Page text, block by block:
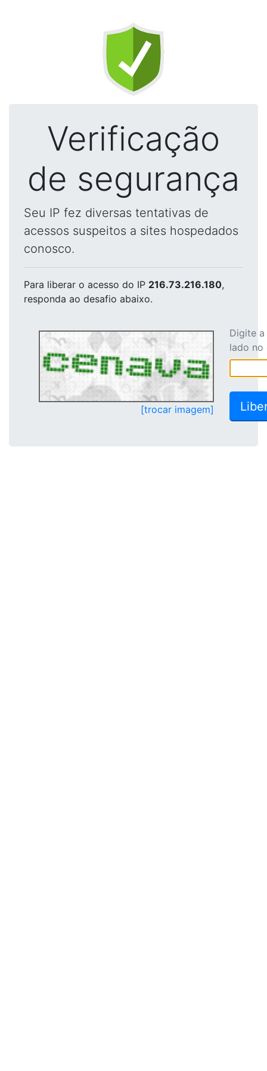
Verificação
de segurança
Seu IP fez diversas tentativas de
acessos suspeitos a sites hospedados
conosco.
Para liberar o acesso do IP 216.73.216.180,
responda ao desafio abaixo.
[trocar imagem]
Digite
lado no